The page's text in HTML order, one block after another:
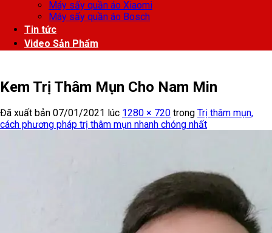
Máy sấy quần áo Xiaomi
Máy sấy quần áo Bosch
Tin tức
Video Sản Phẩm
Kem Trị Thâm Mụn Cho Nam Min
Đã xuất bản 07/01/2021 lúc 1280 × 720 trong Trị thâm mụn,
cách phương pháp trị thâm mụn nhanh chóng nhất